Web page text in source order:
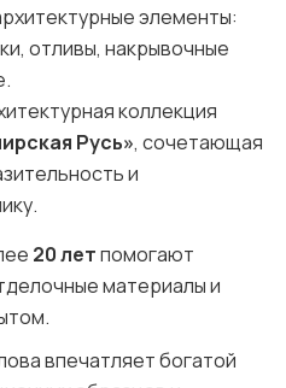
элементы:
отливы, накрывочные
коллекция
Русь», сочетающая
и
20 летпомогают
материалы и
впечатляет богатой